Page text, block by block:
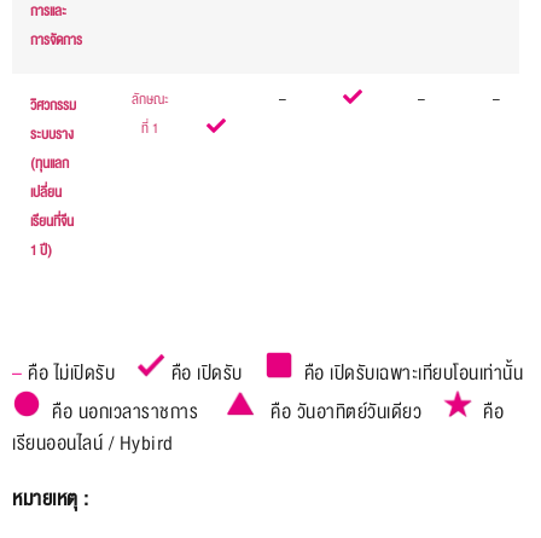
การและ
การจัดการ
วิศวกรรม
ระบบราง
(ทุนแลก
เปลี่ยน
เรียนที่จีน
1 ปี)
ลักษณะ
ที่ 1
– – –
– คือ ไม่เปิดรับ คือ เปิดรับ
คือ เปิดรับเฉพาะเทียบโอนเท่านั้น
คือ นอกเวลาราชการ
คือ วันอาทิตย์วันเดียว
คือ
เรียนออนไลน์ / Hybird
หมายเหตุ :